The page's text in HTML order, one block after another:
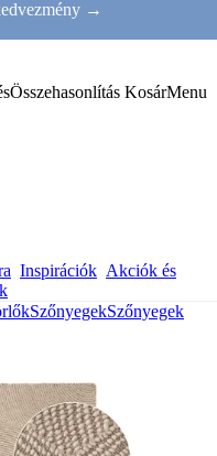
→
Összehasonlítás KosárMenu
Inspirációk Akciók és
SzőnyegekSzőnyegek